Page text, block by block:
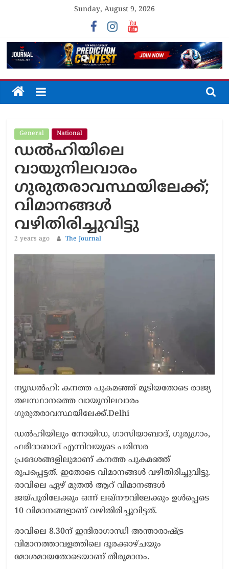
Sunday, August 9, 2026
The
Unfolding
The
General National
ഡൽഹിയിലെ
വായുനിലവാരം
ഗുരുതരാവസ്ഥയിലേക്ക്;
വിമാനങ്ങൾ
വഴിതിരിച്ചുവിട്ടു
2 years ago The Journal
ന്യൂഡല്‍ഹി: കനത്ത പുകമഞ്ഞ് മൂടിയതോടെ രാജ്യ
തലസ്ഥാനത്തെ വായുനിലവാരം
ഗുരുതരാവസ്ഥയിലേക്ക്.Delhi
ഡല്‍ഹിയിലും നോയിഡ, ഗാസിയാബാദ്, ഗുരുഗ്രാം,
ഫരീദാബാദ് എന്നിവയുടെ പരിസര
പ്രദേശങ്ങളിലുമാണ് കനത്ത പുകമഞ്ഞ്
രൂപപ്പെട്ടത്. ഇതോടെ വിമാനങ്ങള്‍ വഴിതിരിച്ചുവിട്ടു.
രാവിലെ ഏഴ് മുതൽ ആറ് വിമാനങ്ങൾ
ജയ്പൂരിലേക്കും ഒന്ന് ലഖ്‌നൗവിലേക്കും ഉൾപ്പെടെ
10 വിമാനങ്ങളാണ് വഴിതിരിച്ചുവിട്ടത്.
രാവിലെ 8.30ന് ഇന്ദിരാഗാന്ധി അന്താരാഷ്ട്ര
വിമാനത്താവളത്തിലെ ദൂരക്കാഴ്ചയും
മോശമായതോടെയാണ് തീരുമാനം.